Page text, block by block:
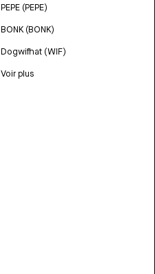
PEPE (PEPE)
BONK (BONK)
Dogwifhat (WIF)
Voir plus